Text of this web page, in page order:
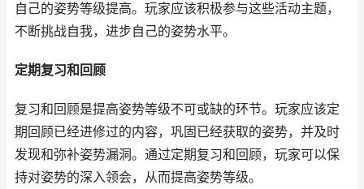
自己的姿势等级提高。玩家应该积极参与这些活动主题，
不断挑战自我，进步自己的姿势水平。
定期复习和回顾
复习和回顾是提高姿势等级不可或缺的环节。玩家应该定
期回顾已经进修过的内容，巩固已经获取的姿势，并及时
发现和弥补姿势漏洞。通过定期复习和回顾，玩家可以保
持对姿势的深入领会，从而提高姿势等级。